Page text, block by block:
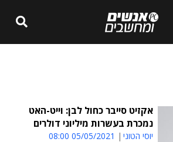
אקזיט סייבר כחול לבן: וייט-האט
נמכרת בעשרות מיליוני דולרים
יוסי הטוני 05/05/2021 08:00